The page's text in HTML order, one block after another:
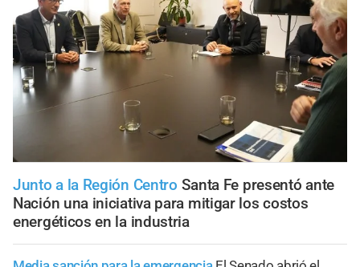
Junto a la Región Centro Santa Fe presentó ante
Nación una iniciativa para mitigar los costos
energéticos en la industria